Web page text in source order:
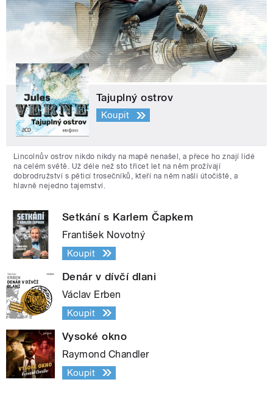
Tajuplný ostrov
Koupit
Lincolnův ostrov nikdo nikdy na mapě nenašel, a přece ho znají lidé
na celém světě. Už déle než sto třicet let na něm prožívají
dobrodružství s pěticí trosečníků, kteří na něm našli útočiště, a
hlavně nejedno tajemství.
Setkání s Karlem Čapkem
František Novotný
Koupit
Denár v dívčí dlani
Václav Erben
Koupit
Vysoké okno
Raymond Chandler
Koupit